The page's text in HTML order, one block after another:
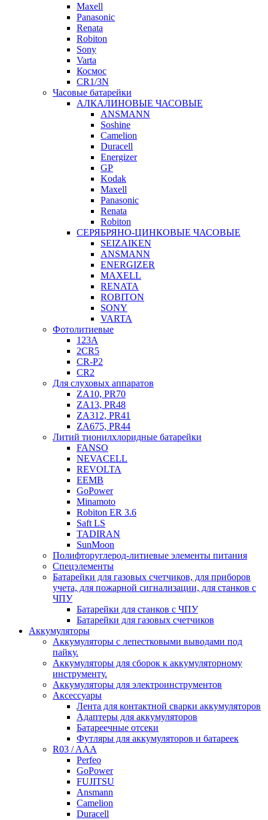
Maxell
Panasonic
Renata
Robiton
Sony
Varta
Космос
CR1/3N
Часовые батарейки
АЛКАЛИНОВЫЕ ЧАСОВЫЕ
ANSMANN
Soshine
Camelion
Duracell
Energizer
GP
Kodak
Maxell
Panasonic
Renata
Robiton
СЕРЯБРЯНО-ЦИНКОВЫЕ ЧАСОВЫЕ
SEIZAIKEN
ANSMANN
ENERGIZER
MAXELL
RENATA
ROBITON
SONY
VARTA
Фотолитиевые
123A
2CR5
CR-P2
CR2
Для слуховых аппаратов
ZA10, PR70
ZA13, PR48
ZA312, PR41
ZA675, PR44
Литий тионилхлоридные батарейки
FANSO
NEVACELL
REVOLTA
EEMB
GoPower
Minamoto
Robiton ER 3.6
Saft LS
TADIRAN
SunMoon
Полифторуглерод-литиевые элементы питания
Спецэлементы
Батарейки для газовых счетчиков, для приборов
учета, для пожарной сигнализации, для станков с
ЧПУ
Батарейки для станков с ЧПУ
Батарейки для газовых счетчиков
Аккумуляторы
Аккумуляторы с лепестковыми выводами под
пайку.
Аккумуляторы для сборок к аккумуляторному
инструменту.
Аккумуляторы для электроинструментов
Аксессуары
Лента для контактной сварки аккумуляторов
Адаптеры для аккумуляторов
Батареечные отсеки
Футляры для аккумуляторов и батареек
R03 / AAA
Perfeo
GoPower
FUJITSU
Ansmann
Camelion
Duracell